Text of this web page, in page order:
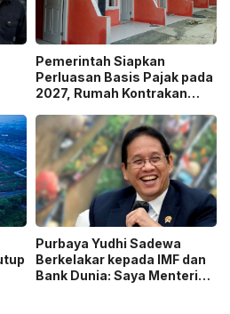
Pemerintah Siapkan
Perluasan Basis Pajak pada
2027, Rumah Kontrakan
Pengawasan!
Purbaya Yudhi Sadewa
Berkelakar kepada IMF dan
Bank Dunia: Saya Menteri